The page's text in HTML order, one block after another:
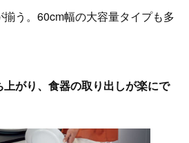
う。60cm幅の大容量タイプも多
がり、食器の取り出しが楽にで